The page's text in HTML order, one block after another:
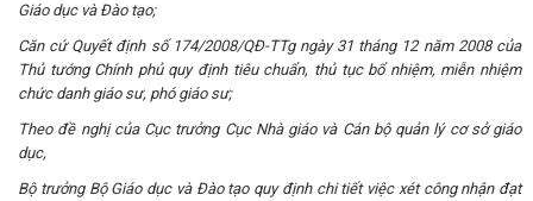
Giáo dục và Đào tạo;
Căn cứ Quyết định số 174/2008/QĐ-TTg ngày 31 tháng 12 năm 2008 của
Thủ tướng Chính phủ quy định tiêu chuẩn, thủ tục bổ nhiệm, miễn nhiệm
chức danh giáo sư, phó giáo sư;
Theo đề nghị của Cục trưởng Cục Nhà giáo và Cán bộ quản lý cơ sở giáo
dục,
Bộ trưởng Bộ Giáo dục và Đào tạo quy định chi tiết việc xét công nhận đạt